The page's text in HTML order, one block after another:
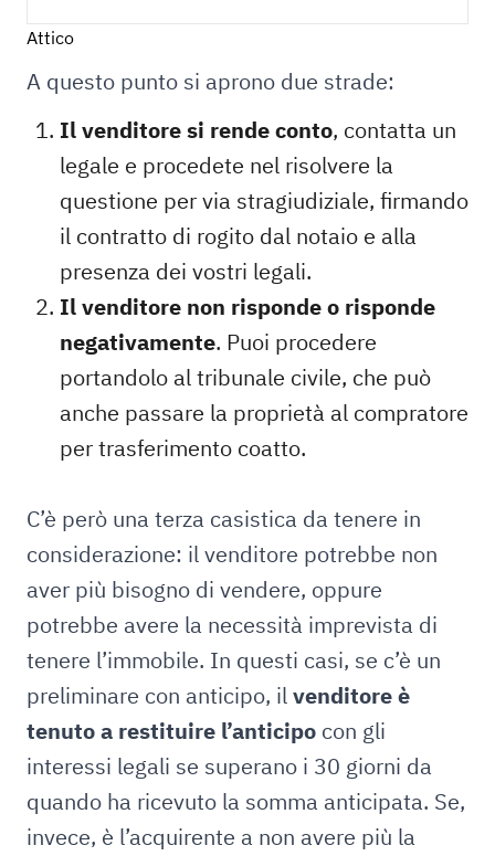
Attico
A questo punto si aprono due strade:
Il venditore si rende conto, contatta un
legale e procedete nel risolvere la
questione per via stragiudiziale, firmando
il contratto di rogito dal notaio e alla
presenza dei vostri legali.
Il venditore non risponde o risponde
negativamente. Puoi procedere
portandolo al tribunale civile, che può
anche passare la proprietà al compratore
per trasferimento coatto.
C’è però una terza casistica da tenere in
considerazione: il venditore potrebbe non
aver più bisogno di vendere, oppure
potrebbe avere la necessità imprevista di
tenere l’immobile. In questi casi, se c’è un
preliminare con anticipo, ilvenditore è
tenuto a restituire l’anticipo con gli
interessi legali se superano i 30 giorni da
quando ha ricevuto la somma anticipata. Se,
invece, è l’acquirente a non avere più la